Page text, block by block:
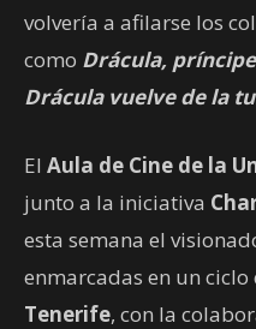
volvería a afilarse los
como Drácula,
Drácula vuelve de la
El Aula de Cine de la
junto a la iniciativa
esta semana el
enmarcadas en un ciclo
Tenerife, con la